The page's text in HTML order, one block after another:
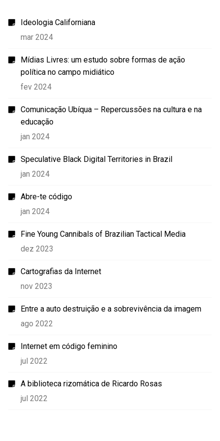
Ideologia Californiana
mar 2024
Mídias Livres: um estudo sobre formas de ação
política no campo midiático
fev 2024
Comunicação Ubíqua – Repercussões na cultura e na
educação
jan 2024
Speculative Black Digital Territories in Brazil
jan 2024
Abre-te código
jan 2024
Fine Young Cannibals of Brazilian Tactical Media
dez 2023
Cartografias da Internet
nov 2023
Entre a auto destruição e a sobrevivência da imagem
ago 2022
Internet em código feminino
jul 2022
A biblioteca rizomática de Ricardo Rosas
jul 2022